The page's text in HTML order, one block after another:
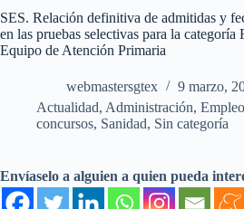
SES. Relación definitiva de admitidas y
en las pruebas selectivas para la categoría
Equipo de Atención Primaria
webmastersgtex
9 marzo,
Actualidad, Administración, Empleo
concursos, Sanidad, Sin categoría
Envíaselo a alguien a quien pueda